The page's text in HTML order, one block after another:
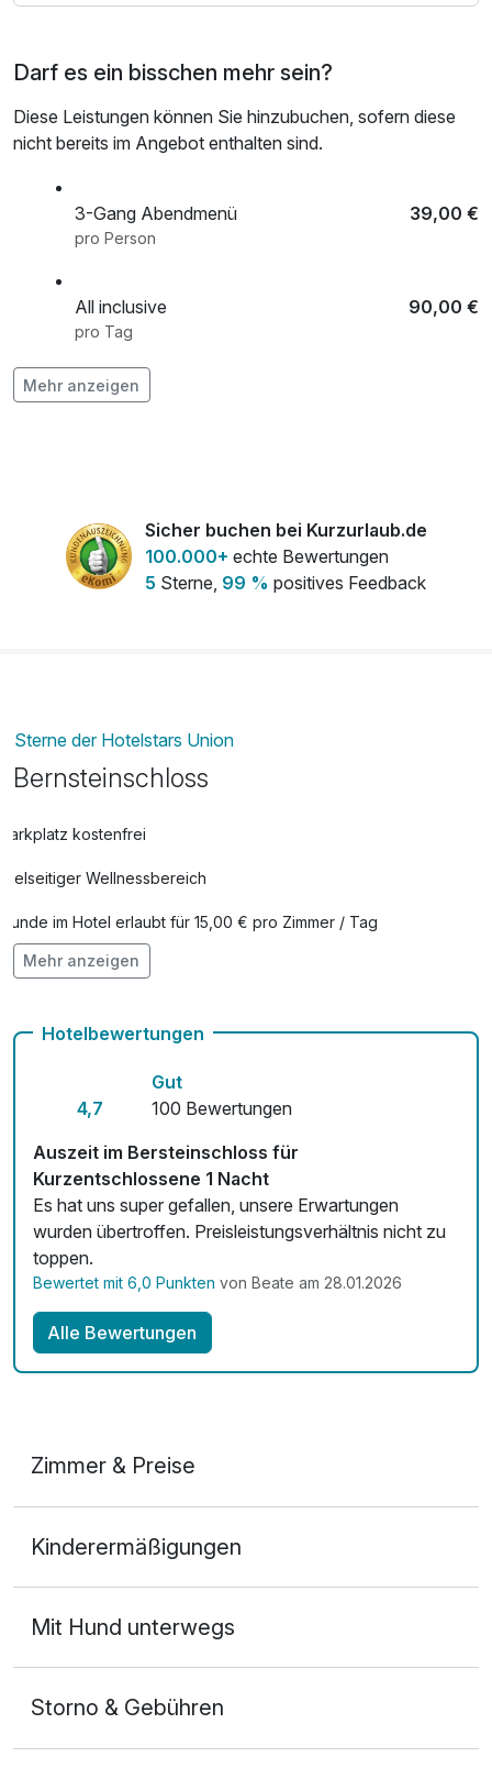
du dein ganz persönliches Bernstein-Glück.
Darf es ein bisschen mehr sein?
Diese Leistungen können Sie hinzubuchen, sofern diese
nicht bereits im Angebot enthalten sind.
3-Gang Abendmenü 39,00 €
pro Person
All inclusive 90,00 €
pro Tag
Fahrradverleih
Kaffeezeit im Schloss 7,00 €
Mehr anzeigen
Sicher buchen bei Kurzurlaub.de
100.000+ echte Bewertungen
5 Sterne, 99 % positives Feedback
Sterne der Hotelstars Union
Bernsteinschloss
Parkplatz kostenfrei
Vielseitiger Wellnessbereich
Hunde im Hotel erlaubt für 15,00 € pro Zimmer / Tag
Auch vegetarische Speisen
Kostenloses W-LAN
Zimmerservice verfügbar
Mit Hotelbar
Mehr anzeigen
Hotelbewertungen
4,7
Gut
100 Bewertungen
Auszeit im Bersteinschloss für
Kurzentschlossene 1 Nacht
Es hat uns super gefallen, unsere Erwartungen
wurden übertroffen. Preisleistungsverhältnis nicht zu
toppen.
Bewertet mit 6,0 Punkten von Beate am 28.01.2026
Alle Bewertungen
Zimmer & Preise
2 Erwachsene und 2 Kinder
Kinderermäßigungen
Mit Hund unterwegs
Storno & Gebühren